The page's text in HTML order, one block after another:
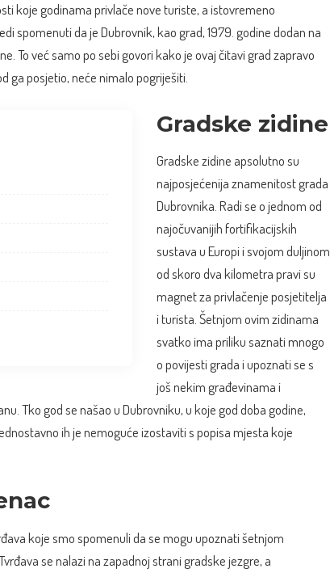
koje godinama privlače nove turiste, a istovremeno
spomenuti da je Dubrovnik, kao grad, 1979. godine dodan na
To već samo po sebi govori kako je ovaj čitavi grad zapravo
ga posjetio, neće nimalo pogriješiti.
Gradske zidine
Gradske zidine apsolutno su
najposjećenija znamenitost grada
Dubrovnika. Radi se o jednom od
najočuvanijih fortifikacijskih
sustava u Europi i svojom duljinom
od skoro dva kilometra pravi su
magnet za privlačenje posjetitelja
i turista. Šetnjom ovim zidinama
svatko ima priliku saznati mnogo
o povijesti grada i upoznati se s
još nekim građevinama i
Tko god se našao u Dubrovniku, u koje god doba godine,
ih je nemoguće izostaviti s popisa mjesta koje
koje smo spomenuli da se mogu upoznati šetnjom
se nalazi na zapadnoj strani gradske jezgre, a